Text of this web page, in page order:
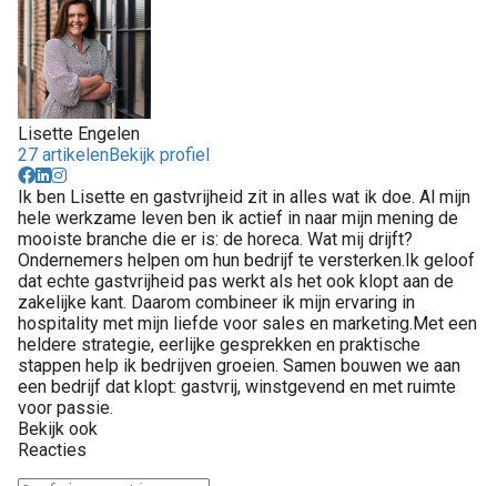
Lisette Engelen
27 artikelenBekijk profiel
Ik ben Lisette en gastvrijheid zit in alles wat ik doe. Al mijn
hele werkzame leven ben ik actief in naar mijn mening de
mooiste branche die er is: de horeca. Wat mij drijft?
Ondernemers helpen om hun bedrijf te versterken.Ik geloof
dat echte gastvrijheid pas werkt als het ook klopt aan de
zakelijke kant. Daarom combineer ik mijn ervaring in
hospitality met mijn liefde voor sales en marketing.Met een
heldere strategie, eerlijke gesprekken en praktische
stappen help ik bedrijven groeien. Samen bouwen we aan
een bedrijf dat klopt: gastvrij, winstgevend en met ruimte
voor passie.
Bekijk ook
Reacties